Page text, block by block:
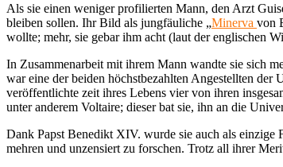
Als sie einen weniger profilierten Mann, den Arzt
bleiben sollen. Ihr Bild als jungfäuliche „Minerva von
wollte; mehr, sie gebar ihm acht (laut der englischen
In Zusammenarbeit mit ihrem Mann wandte sie sich
war eine der beiden höchstbezahlten Angestellten der
veröffentlichte zeit ihres Lebens vier von ihren
unter anderem Voltaire; dieser bat sie, ihn an die
Dank Papst Benedikt XIV. wurde sie auch als einzige
mehren und unzensiert zu forschen. Trotz all ihrer